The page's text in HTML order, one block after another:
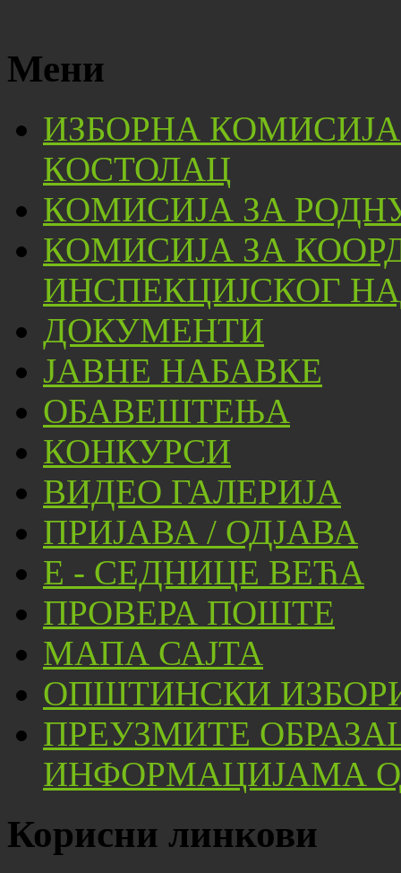
Мени
ИЗБОРНА
КОСТОЛАЦ
КОМИСИЈА ЗА
КОМИСИЈА ЗА
ИНСПЕКЦИЈСКОГ
ДОКУМЕНТИ
ЈАВНЕ НАБАВКЕ
ОБАВЕШТЕЊА
КОНКУРСИ
ВИДЕО ГАЛЕРИЈА
ПРИЈАВА / ОДЈАВА
Е - СЕДНИЦЕ ВЕЋА
ПРОВЕРА ПОШТЕ
МАПА САЈТА
ОПШТИНСКИ
ПРЕУЗМИТЕ
ИНФОРМАЦИЈАМА
Корисни линкови